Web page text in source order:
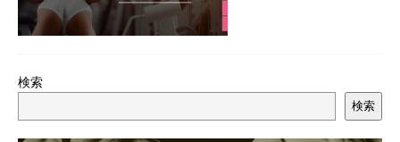
検索
検索